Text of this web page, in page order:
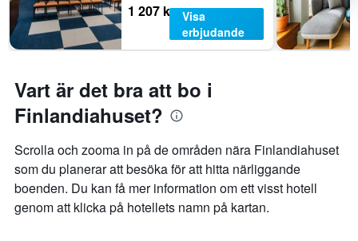
1 207 kr Visa
erbjudande
Vart är det bra att bo i
Finlandiahuset?
Scrolla och zooma in på de områden nära Finlandiahuset
som du planerar att besöka för att hitta närliggande
boenden. Du kan få mer information om ett visst hotell
genom att klicka på hotellets namn på kartan.